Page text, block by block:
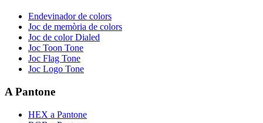
Endevinador de colors
Joc de memòria de colors
Joc de color Dialed
Joc Toon Tone
Joc Flag Tone
Joc Logo Tone
A Pantone
HEX a Pantone